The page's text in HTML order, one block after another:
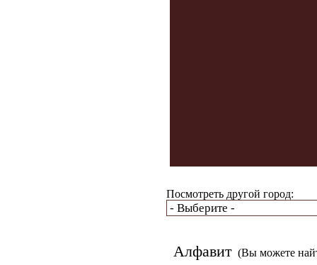
Посмотреть другой город:
Алфавит (Вы можете